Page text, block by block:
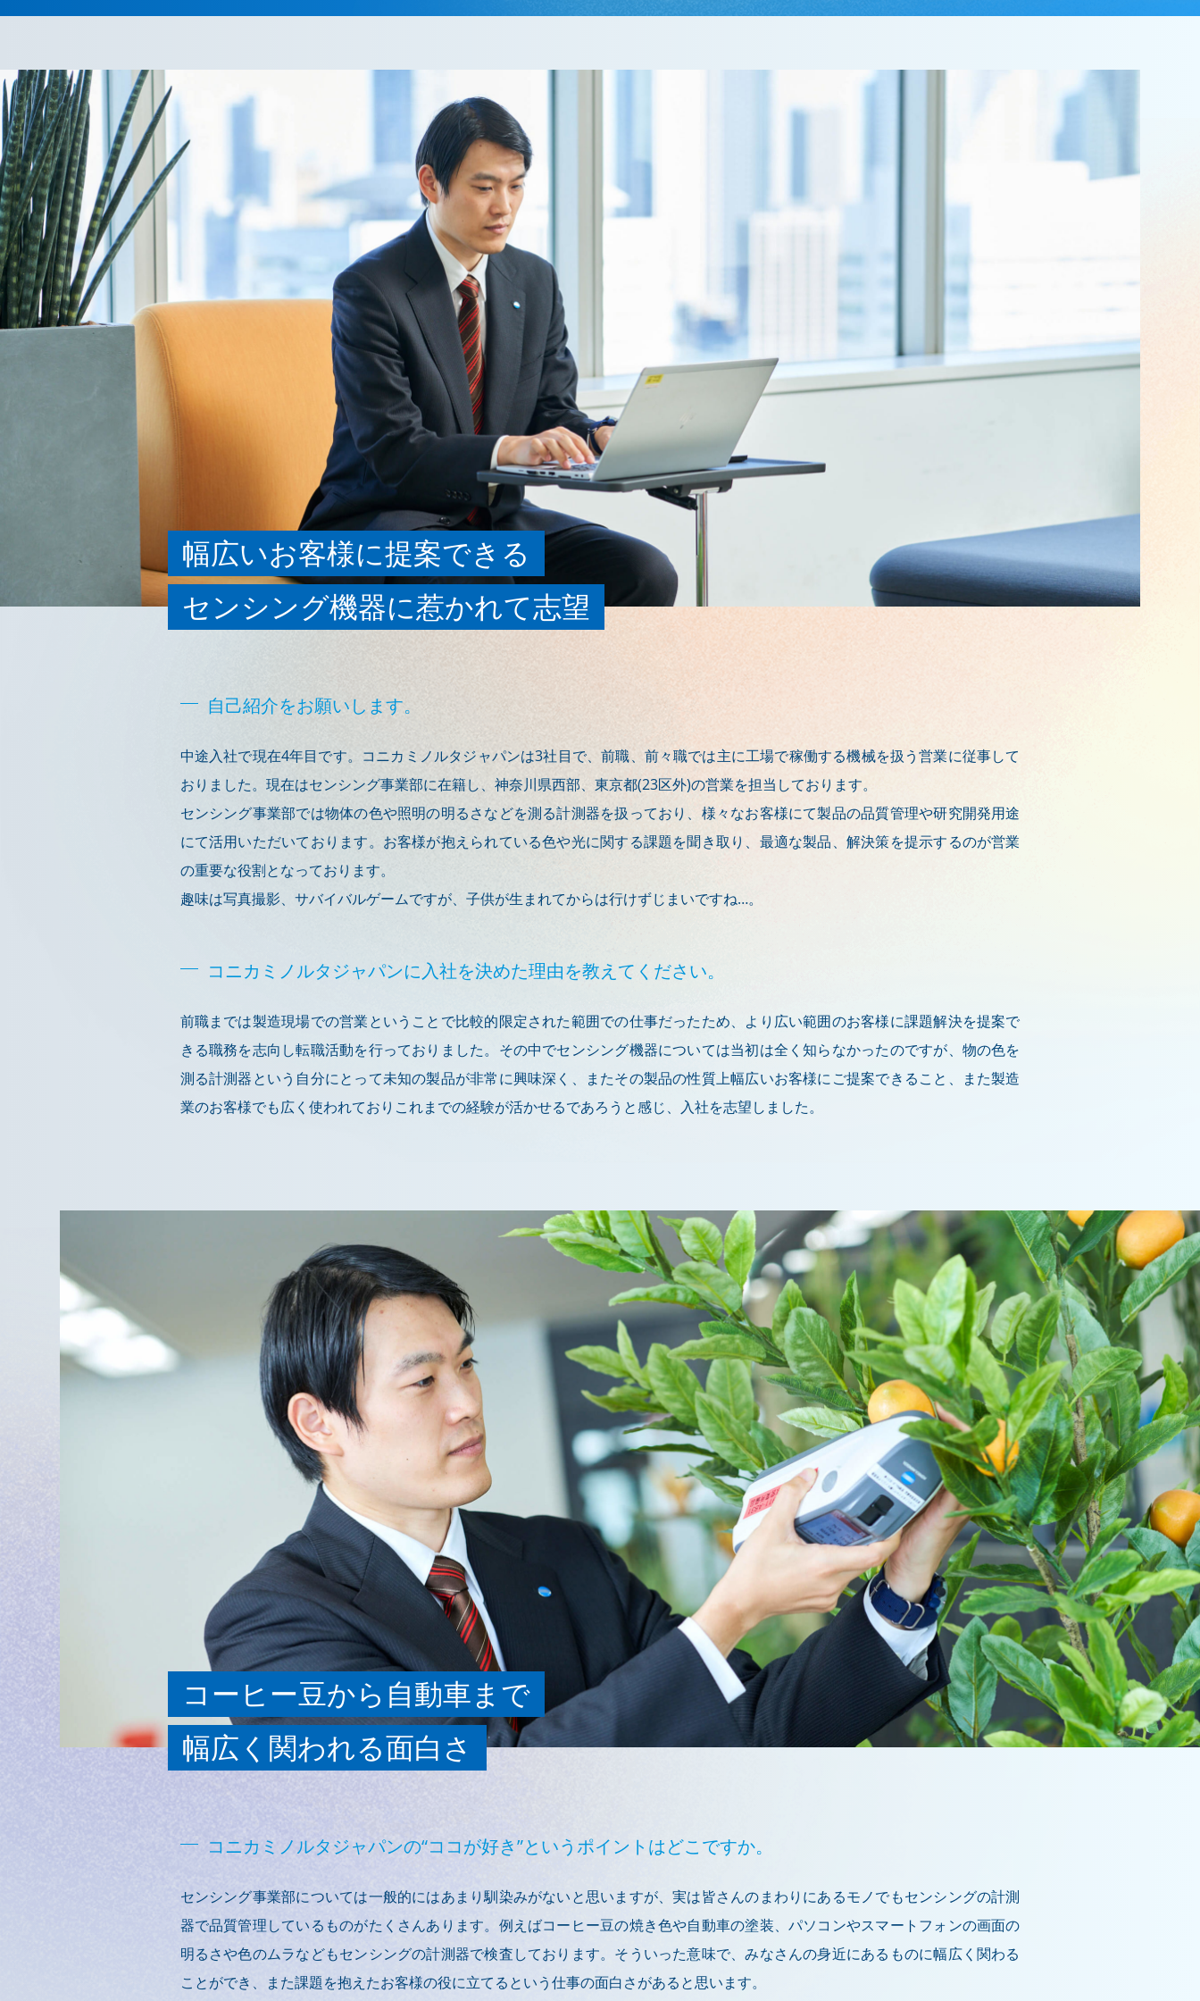
幅広いお客様に提案できる
センシング機器に惹かれて志望
自己紹介をお願いします。
中途入社で現在4年目です。コニカミノルタジャパンは3社目で、前職、前々職では主に工場で稼働する機械を扱う営業に従事して
おりました。現在はセンシング事業部に在籍し、神奈川県西部、東京都(23区外)の営業を担当しております。
センシング事業部では物体の色や照明の明るさなどを測る計測器を扱っており、様々なお客様にて製品の品質管理や研究開発用途
にて活用いただいております。お客様が抱えられている色や光に関する課題を聞き取り、最適な製品、解決策を提示するのが営業
の重要な役割となっております。
趣味は写真撮影、サバイバルゲームですが、子供が生まれてからは行けずじまいですね…。
コニカミノルタジャパンに入社を決めた理由を教えてください。
前職までは製造現場での営業ということで比較的限定された範囲での仕事だったため、より広い範囲のお客様に課題解決を提案で
きる職務を志向し転職活動を行っておりました。その中でセンシング機器については当初は全く知らなかったのですが、物の色を
測る計測器という自分にとって未知の製品が非常に興味深く、またその製品の性質上幅広いお客様にご提案できること、また製造
業のお客様でも広く使われておりこれまでの経験が活かせるであろうと感じ、入社を志望しました。
コーヒー豆から自動車まで
幅広く関われる面白さ
コニカミノルタジャパンの“ココが好き”というポイントはどこですか。
センシング事業部については一般的にはあまり馴染みがないと思いますが、実は皆さんのまわりにあるモノでもセンシングの計測
器で品質管理しているものがたくさんあります。例えばコーヒー豆の焼き色や自動車の塗装、パソコンやスマートフォンの画面の
明るさや色のムラなどもセンシングの計測器で検査しております。そういった意味で、みなさんの身近にあるものに幅広く関わる
ことができ、また課題を抱えたお客様の役に立てるという仕事の面白さがあると思います。